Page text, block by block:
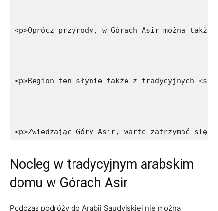
<p>Oprócz przyrody, w Górach Asir można
<p>Region ten słynie także z tradycyjnych
<p>Zwiedzając Góry Asir, warto zatrzymać się
Nocleg w tradycyjnym arabskim
domu w Górach Asir
Podczas ‍podróży do Arabii Saudyjskiej nie można